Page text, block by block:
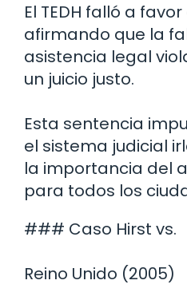
El TEDH falló a
afirmando que la
asistencia legal
un juicio justo.
Esta sentencia
el sistema judicial
la importancia del
para todos los
### Caso Hirst vs.
Reino Unido (2005)